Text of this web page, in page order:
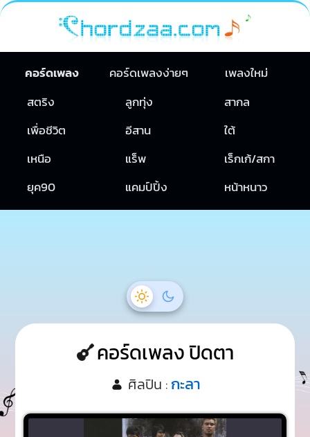
คอร์ดเพลง คอร์ดเพลงง่ายๆ
เพลงใหม่
สตริง
ลูกทุ่ง
สากล
เพื่อชีวิต
อีสาน
ใต้
เหนือ
แร็พ
เร็กเก้/สกา
ยุค90
แคมป์ปิ้ง หน้าหนาว
คอร์ดเพลง ปิดตา
ศิลปิน : กะลา